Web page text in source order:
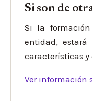
Si son de
Si la
entidad,
características
Ver información